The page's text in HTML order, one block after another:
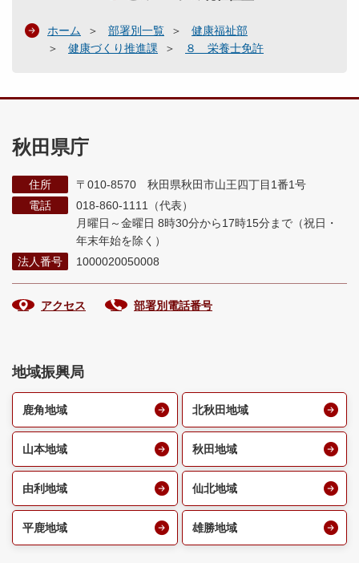
ホーム 部署別一覧
健康福祉部
健康づくり推進課
８ 栄養士免許
秋田県庁
住所
〒010-8570 秋田県秋田市山王四丁目1番1号
電話
018-860-1111（代表）
月曜日～金曜日 8時30分から17時15分まで （祝日・
年末年始を除く）
法人番号
1000020050008
アクセス 部署別電話番号
地域振興局
鹿角地域 北秋田地域
山本地域 秋田地域
由利地域 仙北地域
平鹿地域 雄勝地域